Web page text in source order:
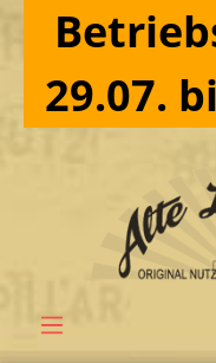
Zum Hauptinhalt
29.07.